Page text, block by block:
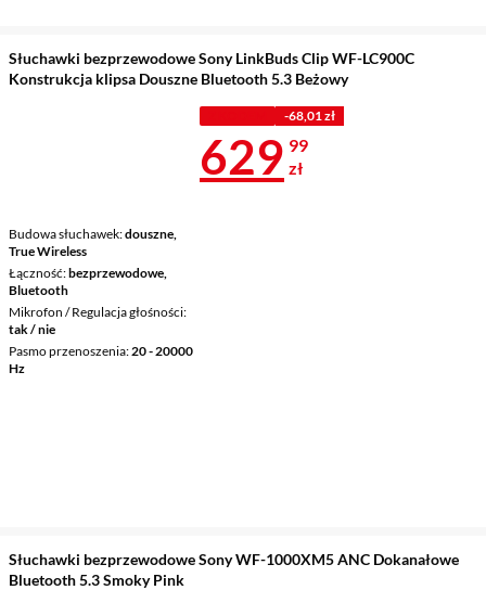
Słuchawki bezprzewodowe Sony LinkBuds Clip WF-LC900C
Konstrukcja klipsa Douszne Bluetooth 5.3 Beżowy
Budowa słuchawek douszne,
True Wireless
Łączność bezprzewodowe,
Bluetooth
Mikrofon / Regulacja głośności
tak / nie
Pasmo przenoszenia 20 - 20000
Hz
-68,01 zł
Cena 629,99
629 99
zł
Słuchawki bezprzewodowe Sony WF-1000XM5 ANC Dokanałowe
Bluetooth 5.3 Smoky Pink